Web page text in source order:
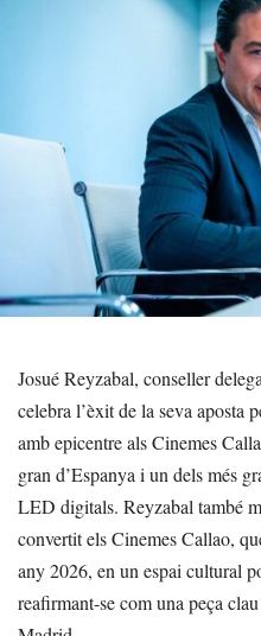
Josué Reyzabal, conseller
celebra l’èxit de la seva aposta
amb epicentre als Cinemes
gran d’Espanya i un dels més
LED digitals. Reyzabal també
convertit els Cinemes Callao,
any 2026, en un espai cultural
reafirmant-se com una peça